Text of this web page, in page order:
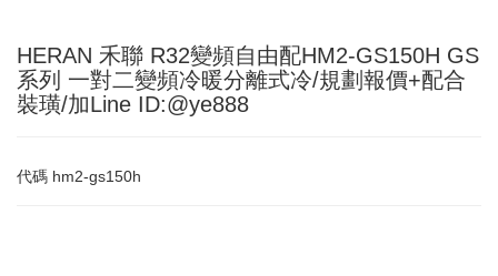
HERAN 禾聯 R32變頻自由配HM2-GS150H GS
系列 一對二變頻冷暖分離式冷/規劃報價+配合
裝璜/加Line ID:@ye888
代碼 hm2-gs150h